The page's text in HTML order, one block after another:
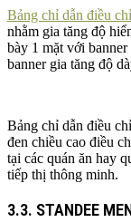
Bảng chỉ dẫn điều
nhằm gia tăng độ
bày 1 mặt với
banner gia tăng độ
Bảng chỉ dẫn điều
đen chiều cao điều
tại các quán ăn hay
tiếp thị thông minh.
3.3. STANDEE